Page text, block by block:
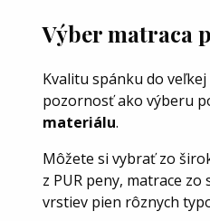
Výber matraca
Kvalitu spánku do
pozornosť ako výberu
materiálu.
Môžete si vybrať zo
z PUR peny, matrace
vrstiev pien rôznych